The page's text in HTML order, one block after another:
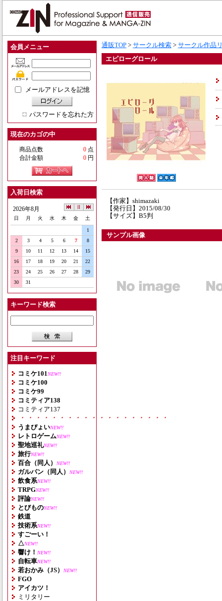
会員メニュー
メールアドレスを記憶
パスワードを忘れた方
現在のカゴの中
商品点数 0 点
合計金額
0 円
入荷日検索
2026年8月
日 月 火 水 木 金 土
1
2
3 4 5 6 7
8
9
10 11 12 13 14
15
16
17 18 19 20 21
22
23
24 25 26 27 28
29
30
31
キーワード検索
注目キーワード
コミケ101 NEW!!
コミケ100
コミケ99
コミティア138
コミティア137
・・・・・・・・・・・・・・・・・・・
うまぴょいNEW!!
レトロゲームNEW!!
聖地巡礼NEW!!
旅行NEW!!
百合（同人） NEW!!
ガルパン（同人） NEW!!
飲食系NEW!!
TRPGNEW!!
評論NEW!!
とびものNEW!!
鉄道
技術系NEW!!
すごーい！
△NEW!!
響け！ NEW!!
自転車NEW!!
若おかみ（JS） NEW!!
FGO
アイカツ！
ミリタリー
通販TOP > サークル検索 > サークル作品
エピローグロール
【作家】shimazaki
【発行日】2015/08/30
【サイズ】B5判
サンプル画像